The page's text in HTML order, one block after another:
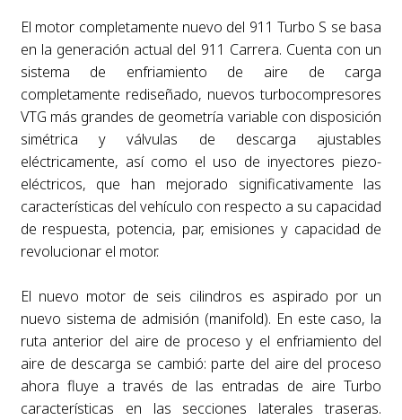
El motor completamente nuevo del 911 Turbo S se basa
en la generación actual del 911 Carrera. Cuenta con un
sistema de enfriamiento de aire de carga
completamente rediseñado, nuevos turbocompresores
VTG más grandes de geometría variable con disposición
simétrica y válvulas de descarga ajustables
eléctricamente, así como el uso de inyectores piezo-
eléctricos, que han mejorado significativamente las
características del vehículo con respecto a su capacidad
de respuesta, potencia, par, emisiones y capacidad de
revolucionar el motor.
El nuevo motor de seis cilindros es aspirado por un
nuevo sistema de admisión (manifold). En este caso, la
ruta anterior del aire de proceso y el enfriamiento del
aire de descarga se cambió: parte del aire del proceso
ahora fluye a través de las entradas de aire Turbo
características en las secciones laterales traseras.